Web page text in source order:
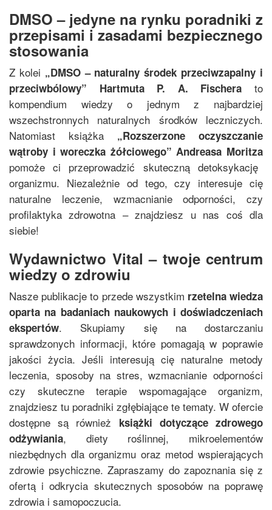
DMSO – jedyne na rynku poradniki z
przepisami i zasadami bezpiecznego
stosowania
Z kolei „DMSO – naturalny środek przeciwzapalny i
przeciwbólowy” Hartmuta P. A. Fischera to
kompendium wiedzy o jednym z najbardziej
wszechstronnych naturalnych środków leczniczych.
Natomiast książka „Rozszerzone oczyszczanie
wątroby i woreczka żółciowego”Andreasa Moritza
pomoże ci przeprowadzić skuteczną detoksykację
organizmu. Niezależnie od tego, czy interesuje cię
naturalne leczenie, wzmacnianie odporności, czy
profilaktyka zdrowotna – znajdziesz u nas coś dla
siebie!
Wydawnictwo Vital – twoje centrum
wiedzy o zdrowiu
Nasze publikacje to przede wszystkim rzetelna wiedza
oparta na badaniach naukowych i doświadczeniach
ekspertów. Skupiamy się na dostarczaniu
sprawdzonych informacji, które pomagają w poprawie
jakości życia. Jeśli interesują cię naturalne metody
leczenia, sposoby na stres, wzmacnianie odporności
czy skuteczne terapie wspomagające organizm,
znajdziesz tu poradniki zgłębiające te tematy. W ofercie
dostępne są również książki dotyczące zdrowego
odżywiania, diety roślinnej, mikroelementów
niezbędnych dla organizmu oraz metod wspierających
zdrowie psychiczne. Zapraszamy do zapoznania się z
ofertą i odkrycia skutecznych sposobów na poprawę
zdrowia i samopoczucia.